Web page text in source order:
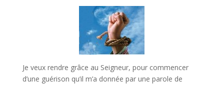
Je veux rendre grâce au Seigneur, pour commencer
d’une guérison qu’il m’a donnée par une parole de